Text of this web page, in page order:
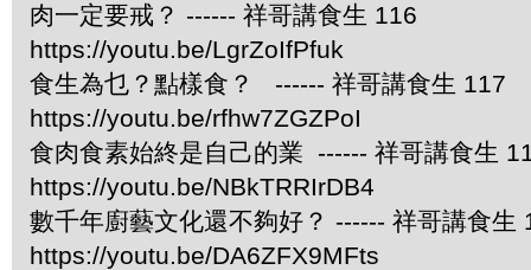
肉一定要戒？ ------ 祥哥講食生 116
https://youtu.be/LgrZoIfPfuk
食生為乜？點樣食？ ------ 祥哥講食生 117
https://youtu.be/rfhw7ZGZPoI
食肉食素始終是自己的業 ------ 祥哥講食生
https://youtu.be/NBkTRRIrDB4
數千年廚藝文化還不夠好？ ------ 祥哥講食生
https://youtu.be/DA6ZFX9MFts